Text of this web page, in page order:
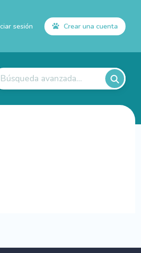
sesión Crear una cuenta
Búsqueda avanzada...